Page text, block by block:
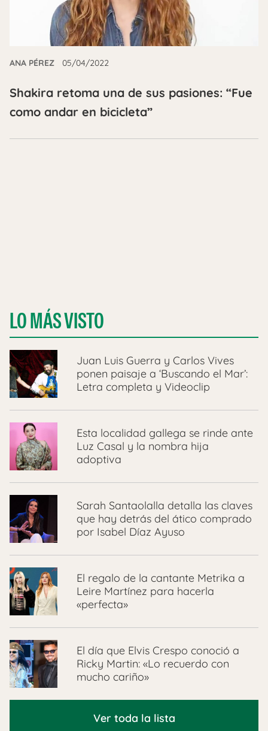
ANA PÉREZ 05/04/2022
Shakira retoma una de sus pasiones: “Fue
como andar en bicicleta”
LO MÁS VISTO
Juan Luis Guerra y Carlos Vives
ponen paisaje a ‘Buscando el Mar’:
Letra completa y Videoclip
Esta localidad gallega se rinde ante
Luz Casal y la nombra hija
adoptiva
Sarah Santaolalla detalla las claves
que hay detrás del ático comprado
por Isabel Díaz Ayuso
El regalo de la cantante Metrika a
Leire Martínez para hacerla
«perfecta»
El día que Elvis Crespo conoció a
Ricky Martin: «Lo recuerdo con
mucho cariño»
Ver toda la lista